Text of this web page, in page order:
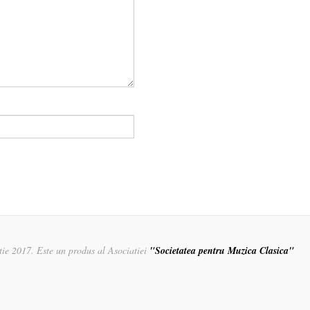
2017. Este un produs al Asociatiei "Societatea pentru Muzica Clasica"